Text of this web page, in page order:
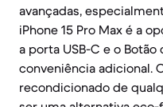
avançadas,
iPhone 15 Pro Max é a
a porta USB-C e o
conveniência adicional.
recondicionado de